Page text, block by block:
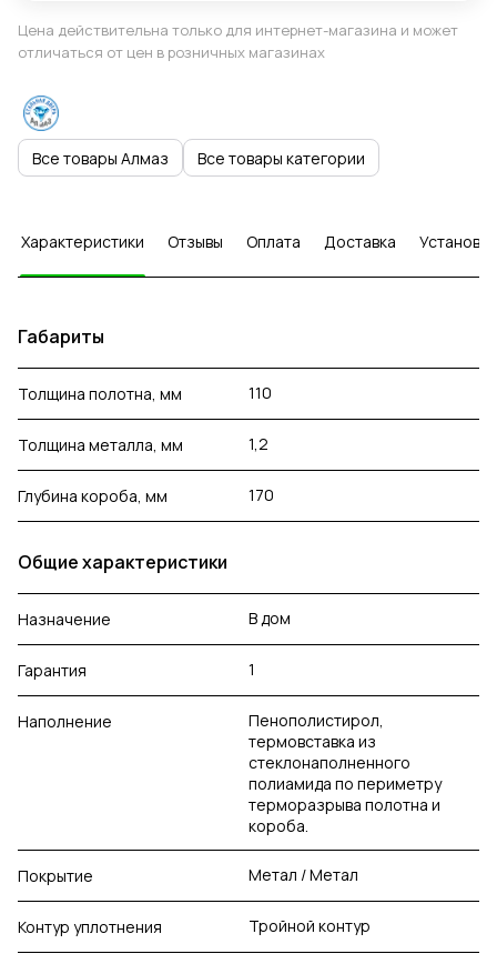
Цена действительна только для интернет-магазина и может
отличаться от цен в розничных магазинах
Все товары Алмаз Все товары категории
Характеристики Отзывы Оплата Доставка Установка
Габариты
Толщина полотна, мм 110
Толщина металла, мм 1,2
Глубина короба, мм 170
Общие характеристики
Назначение В дом
Гарантия 1
Наполнение
Пенополистирол,
термовставка из
стеклонаполненного
полиамида по периметру
терморазрыва полотна и
короба.
Покрытие Метал / Метал
Контур уплотнения Тройной контур